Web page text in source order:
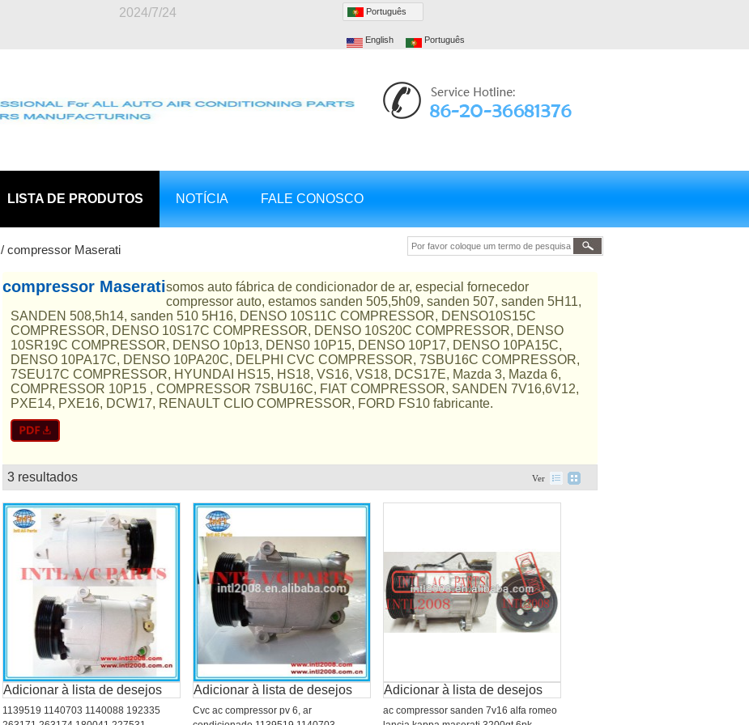
2024/7/24 Português
English Português
LISTA DE PRODUTOS NOTÍCIA FALE CONOSCO
/ compressor Maserati
compressor Maseratisomos auto fábrica de condicionador de ar, especial fornecedor
compressor auto, estamos sanden 505,5h09, sanden 507, sanden 5H11,
SANDEN 508,5h14, sanden 510 5H16, DENSO 10S11C COMPRESSOR, DENSO10S15C
COMPRESSOR, DENSO 10S17C COMPRESSOR, DENSO 10S20C COMPRESSOR, DENSO
10SR19C COMPRESSOR, DENSO 10p13, DENS0 10P15, DENSO 10P17, DENSO 10PA15C,
DENSO 10PA17C, DENSO 10PA20C, DELPHI CVC COMPRESSOR, 7SBU16C COMPRESSOR,
7SEU17C COMPRESSOR, HYUNDAI HS15, HS18, VS16, VS18, DCS17E, Mazda 3, Mazda 6,
COMPRESSOR 10P15 , COMPRESSOR 7SBU16C, FIAT COMPRESSOR, SANDEN 7V16,6V12,
PXE14, PXE16, DCW17, RENAULT CLIO COMPRESSOR, FORD FS10 fabricante.
3 resultados Ver
Adicionar à lista de desejos
1139519 1140703 1140088 192335
Adicionar à lista de desejos
Cvc ac compressor pv 6, ar
Adicionar à lista de desejos
ac compressor sanden 7v16 alfa romeo